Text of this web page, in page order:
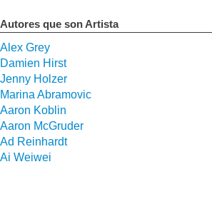
Autores que son Artista
Alex Grey
Damien Hirst
Jenny Holzer
Marina Abramovic
Aaron Koblin
Aaron McGruder
Ad Reinhardt
Ai Weiwei